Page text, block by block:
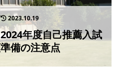
2023.10.19
年度自己推薦入試
備の注意点